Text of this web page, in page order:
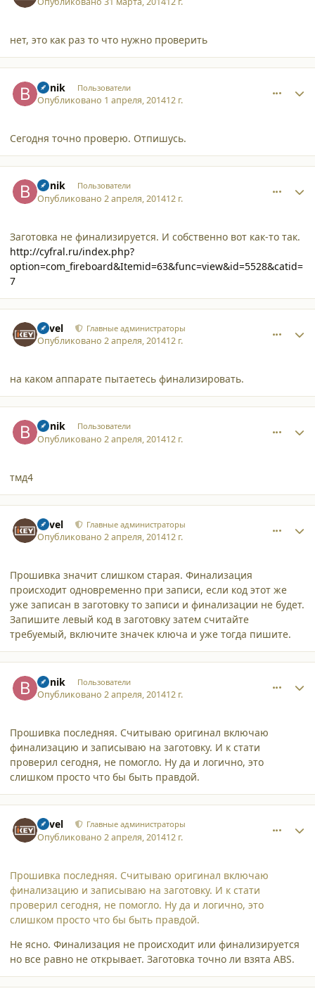
нет, это как раз то что нужно проверить
Bunik Пользователи
Опубликовано 1 апреля, 201412 г.
Сегодня точно проверю. Отпишусь.
Bunik Пользователи
Опубликовано2 апреля, 201412 г.
Заготовка не финализируется. И собственно вот как-то так.
http://cyfral.ru/index.php?
option=com_fireboard&Itemid=63&func=view&id=5528&catid=
7
Pavel Главные администраторы
Опубликовано2 апреля, 201412 г.
на каком аппарате пытаетесь финализировать.
Bunik Пользователи
Опубликовано2 апреля, 201412 г.
тмд4
Pavel Главные администраторы
Опубликовано2 апреля, 201412 г.
Прошивка значит слишком старая. Финализация
происходит одновременно при записи, если код этот же
уже записан в заготовку то записи и финализации не будет.
Запишите левый код в заготовку затем считайте
требуемый, включите значек ключа и уже тогда пишите.
Bunik Пользователи
Опубликовано2 апреля, 201412 г.
Прошивка последняя. Считываю оригинал включаю
финализацию и записываю на заготовку. И к стати
проверил сегодня, не помогло. Ну да и логично, это
слишком просто что бы быть правдой.
Pavel Главные администраторы
Опубликовано2 апреля, 201412 г.
Прошивка последняя. Считываю оригинал включаю
финализацию и записываю на заготовку. И к стати
проверил сегодня, не помогло. Ну да и логично, это
слишком просто что бы быть правдой.
Не ясно. Финализация не происходит или финализируется
но все равно не открывает. Заготовка точно ли взята ABS.